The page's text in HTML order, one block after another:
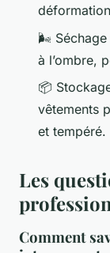
🌬️ Séchage
à l’ombre,
📦
vêtements
et tempéré.
Les
Comment